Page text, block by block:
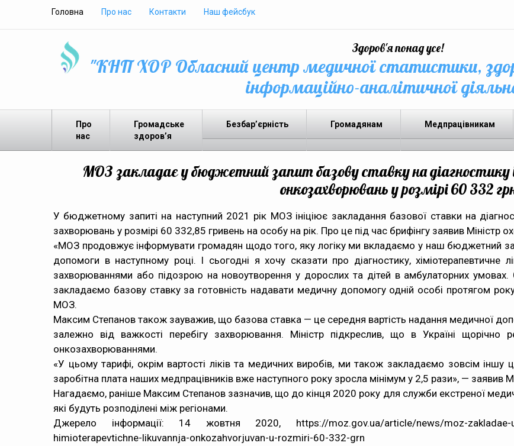
Головна Про нас Контакти Наш фейсбук
Здоров'я понад усе!
"КНП ХОР Обласний центр медичної статистики,
інформаційно-аналітичної
Про
нас
Громадське
здоров’я
Безбар’єрність Громадянам Медпрацівникам
МОЗ закладає у бюджетний запит базову ставку на діагностику
онкозахворювань у розмірі 60 332
У бюджетному запиті на наступний 2021 рік МОЗ ініціює закладання базової ставки на
захворювань у розмірі 60 332,85 гривень на особу на рік. Про це під час брифінгу заявив Міністр
«МОЗ продовжує інформувати громадян щодо того, яку логіку ми вкладаємо у наш бюджетний
допомоги в наступному році. І сьогодні я хочу сказати про діагностику, хіміотерапевтичне
захворюваннями або підозрою на новоутворення у дорослих та дітей в амбулаторних
закладаємо базову ставку за готовність надавати медичну допомогу одній особі протягом
МОЗ.
Максим Степанов також зауважив, що базова ставка — це середня вартість надання медичної
залежно від важкості перебігу захворювання. Міністр підкреслив, що в Україні
онкозахворюваннями.
«У цьому тарифі, окрім вартості ліків та медичних виробів, ми також закладаємо зовсім
заробітна плата наших медпрацівників вже наступного року зросла мінімум у 2,5 рази», — заявив
Нагадаємо, раніше Максим Степанов зазначив, що до кінця 2020 року для служби екстреної
які будуть розподілені між регіонами.
Джерело інформації: 14 жовтня 2020, https://moz.gov.ua/article/news/moz-zakladae-u-
himioterapevtichne-likuvannja-onkozahvorjuvan-u-rozmiri-60-332-grn